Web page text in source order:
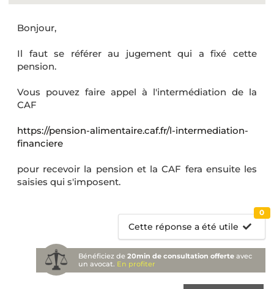
Bonjour,
Il faut se référer au jugement qui a fixé cette
pension.
Vous pouvez faire appel à l'intermédiation de la
CAF
https://pension-alimentaire.caf.fr/l-intermediation-
financiere
pour recevoir la pension et la CAF fera ensuite les
saisies qui s'imposent.
Cette réponse a été utile
0
Bénéficiez de20min de consultation offerte avec
un avocat. En profiter